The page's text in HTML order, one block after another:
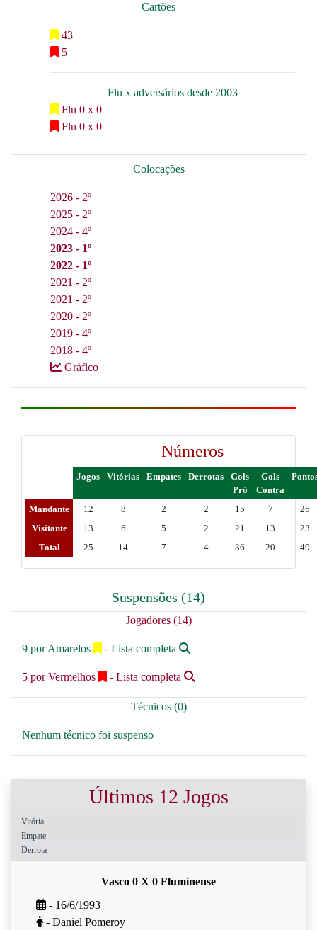
Cartões
43
5
Flu x adversários desde 2003
Flu 0 x 0
Flu 0 x 0
Colocações
2026 - 2º
2025 - 2º
2024 - 4º
2023 - 1º
2022 - 1º
2021 - 2º
2021 - 2º
2020 - 2º
2019 - 4º
2018 - 4º
Gráfico
Números
Jogos Vitórias Empates Derrotas
Gols
Pró
Gols
Contra
Mandante 12 8 2 2 15 7
26
Visitante
13 6 5 2 21 13
23
Total
25 14 7 4 36 20 49
Suspensões (14)
Jogadores (14)
9 por Amarelos - Lista completa
5 por Vermelhos - Lista completa
Técnicos (0)
Nenhum técnico foi suspenso
Últimos 12 Jogos
Vitória
Empate
Derrota
Vasco 0 X 0 Fluminense
- 16/6/1993
- Daniel Pomeroy